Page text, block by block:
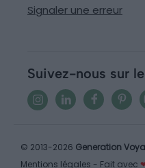
Signaler une erreur
Suivez-nous sur
© 2013-2026 Generation
Mentions légales - Fait avec